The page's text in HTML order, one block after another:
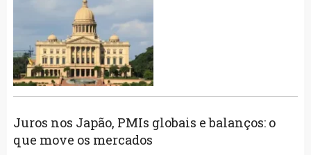
Juros nos Japão, PMIs globais e balanços: o
que move os mercados